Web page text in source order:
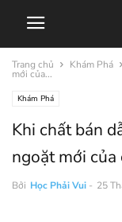
Trang chủ Khám Phá
mới của...
Khám Phá
Khi chất bán
ngoặt mới
Bởi Học Phải Vui - 25